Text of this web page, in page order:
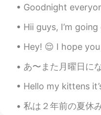
Yuki
EN
for 10 minutes?
pyonpyon
JP EN
立派な職業で
Goodnight everyone, Make sure to eat and
Hii guys, I’m going on a trip for a couple
Hey! 😌 I hope you had a great day.
あ〜また月曜日になる😩早く旅行したいな〜😭早く日本に行きたいー😆✈ 旅行と言えば、いつ
Hello my kittens it’s been long time I miss
私は２年前の夏休みを思い出します。留学中に沖縄に旅行しました。凄く綺麗な島で、東京